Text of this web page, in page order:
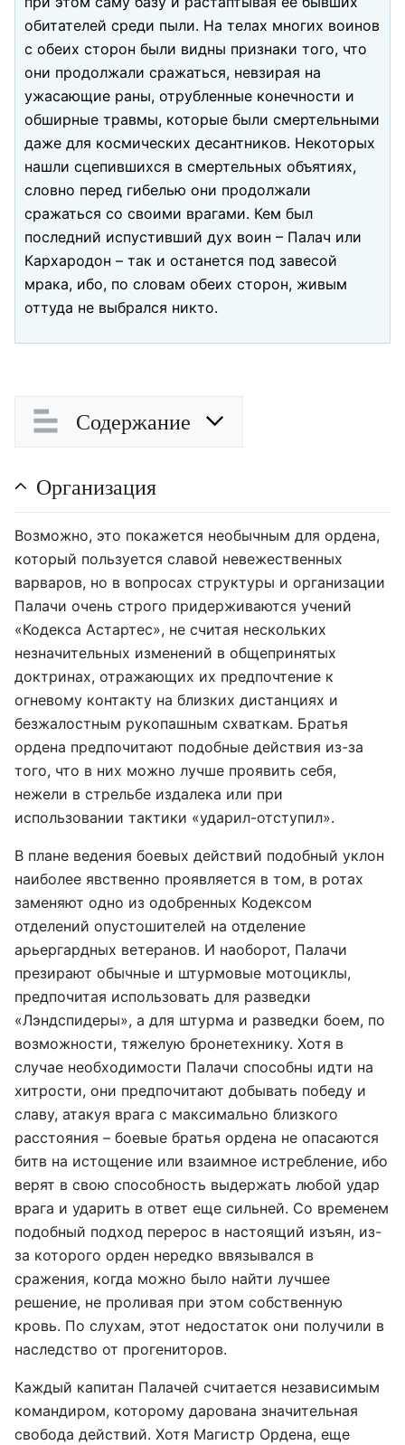
обитателей среди пыли. На телах многих воинов
с обеих сторон были видны признаки того, что
они продолжали сражаться, невзирая на
ужасающие раны, отрубленные конечности и
обширные травмы, которые были смертельными
даже для космических десантников. Некоторых
нашли сцепившихся в смертельных объятиях,
словно перед гибелью они продолжали
сражаться со своими врагами. Кем был
последний испустивший дух воин – Палач или
Кархародон – так и останется под завесой
мрака, ибо, по словам обеих сторон, живым
оттуда не выбрался никто.
Содержание
Организация
Возможно, это покажется необычным для ордена,
который пользуется славой невежественных
варваров, но в вопросах структуры и организации
Палачи очень строго придерживаются учений
«Кодекса Астартес», не считая нескольких
незначительных изменений в общепринятых
доктринах, отражающих их предпочтение к
огневому контакту на близких дистанциях и
безжалостным рукопашным схваткам. Братья
ордена предпочитают подобные действия из-за
того, что в них можно лучше проявить себя,
нежели в стрельбе издалека или при
использовании тактики «ударил-отступил».
В плане ведения боевых действий подобный уклон
наиболее явственно проявляется в том, в ротах
заменяют одно из одобренных Кодексом
отделений опустошителей на отделение
арьергардных ветеранов. И наоборот, Палачи
презирают обычные и штурмовые мотоциклы,
предпочитая использовать для разведки
«Лэндспидеры», а для штурма и разведки боем, по
возможности, тяжелую бронетехнику. Хотя в
случае необходимости Палачи способны идти на
хитрости, они предпочитают добывать победу и
славу, атакуя врага с максимально близкого
расстояния – боевые братья ордена не опасаются
битв на истощение или взаимное истребление, ибо
верят в свою способность выдержать любой удар
врага и ударить в ответ еще сильней. Со временем
подобный подход перерос в настоящий изъян, из-
за которого орден нередко ввязывался в
сражения, когда можно было найти лучшее
решение, не проливая при этом собственную
кровь. По слухам, этот недостаток они получили в
наследство от прогениторов.
Каждый капитан Палачей считается независимым
командиром, которому дарована значительная
свобода действий. Хотя Магистр Ордена, еще